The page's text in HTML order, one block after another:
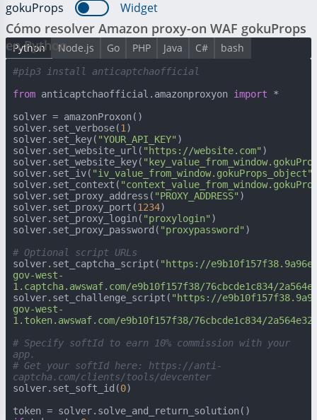
gokuProps Widget
Python Node.js Go PHP Java C# bash
Cómo resolver Amazon proxy-on WAF gokuProps
en Python
#pip3 install anticaptchaofficial
from anticaptchaofficial.amazonproxyon import *
solver = amazonProxon()
solver.set_verbose(1 )
solver.set_key( "YOUR_API_KEY" )
solver.set_website_url( "https://website.com" )
solver.set_website_key(
solver.set_iv( "iv_value_from_window.gokuProps_object"
solver.set_context(
solver.set_proxy_address( "PROXY_ADDRESS" )
solver.set_proxy_port(1234)
solver.set_proxy_login( "proxylogin" )
solver.set_proxy_password( "proxypassword" )
# Optional script URLs
solver.set_captcha_script( "https://
gov-west-
1.captcha.awswaf.com/e9b10f157f38/76cbcde1c834/
solver.set_challenge_script( "https://
gov-west-
1.token.awswaf.com/e9b10f157f38/76cbcde1c834/
# Specify softId to earn 10% commission with your
app.
# Get your softId here: https://anti-
captcha.com/clients/tools/devcenter
solver.set_soft_id(0)